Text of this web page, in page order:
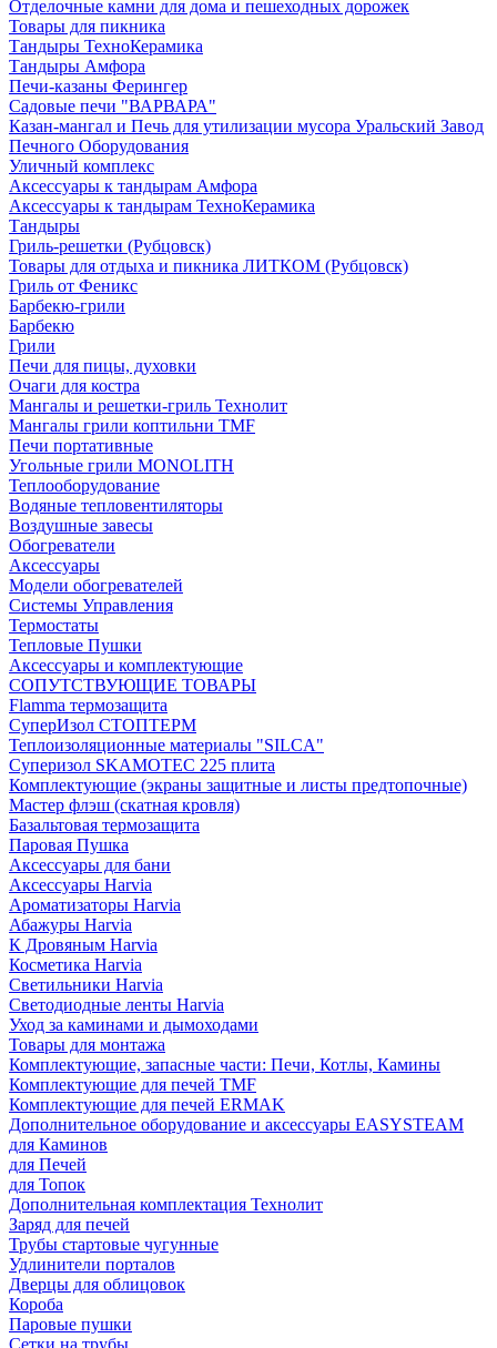
Отделочные камни для дома и пешеходных дорожек
Товары для пикника
Тандыры ТехноКерамика
Тандыры Амфора
Печи-казаны Ферингер
Садовые печи "ВАРВАРА"
Казан-мангал и Печь для утилизации мусора Уральский Завод
Печного Оборудования
Уличный комплекс
Аксессуары к тандырам Амфора
Аксессуары к тандырам ТехноКерамика
Тандыры
Гриль-решетки (Рубцовск)
Товары для отдыха и пикника ЛИТКОМ (Рубцовск)
Гриль от Феникс
Барбекю-грили
Барбекю
Грили
Печи для пицы, духовки
Очаги для костра
Мангалы и решетки-гриль Технолит
Мангалы грили коптильни TMF
Печи портативные
Угольные грили MONOLITH
Теплооборудование
Водяные тепловентиляторы
Воздушные завесы
Обогреватели
Аксессуары
Модели обогревателей
Системы Управления
Термостаты
Тепловые Пушки
Аксессуары и комплектующие
СОПУТСТВУЮЩИЕ ТОВАРЫ
Flamma термозащита
СуперИзол СТОПТЕРМ
Теплоизоляционные материалы "SILCA"
Суперизол SKAMOTEC 225 плита
Комплектующие (экраны защитные и листы предтопочные)
Мастер флэш (скатная кровля)
Базальтовая термозащита
Паровая Пушка
Аксессуары для бани
Аксессуары Harvia
Ароматизаторы Harvia
Абажуры Harvia
К Дровяным Harvia
Косметика Harvia
Светильники Harvia
Светодиодные ленты Harvia
Уход за каминами и дымоходами
Товары для монтажа
Комплектующие, запасные части: Печи, Котлы, Камины
Комплектующие для печей TMF
Комплектующие для печей ERMAK
Дополнительное оборудование и аксессуары EASYSTEAM
для Каминов
для Печей
для Топок
Дополнительная комплектация Технолит
Заряд для печей
Трубы стартовые чугунные
Удлинители порталов
Дверцы для облицовок
Короба
Паровые пушки
Сетки на трубы